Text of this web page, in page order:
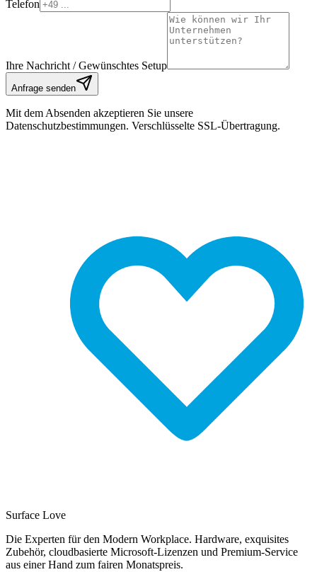
Telefon
Ihre Nachricht / Gewünschtes Setup
Anfrage senden
Mit dem Absenden akzeptieren Sie unsere
Datenschutzbestimmungen. Verschlüsselte SSL-Übertragung.
Surface Love
Die Experten für den Modern Workplace. Hardware, exquisites
Zubehör, cloudbasierte Microsoft-Lizenzen und Premium-Service
aus einer Hand zum fairen Monatspreis.